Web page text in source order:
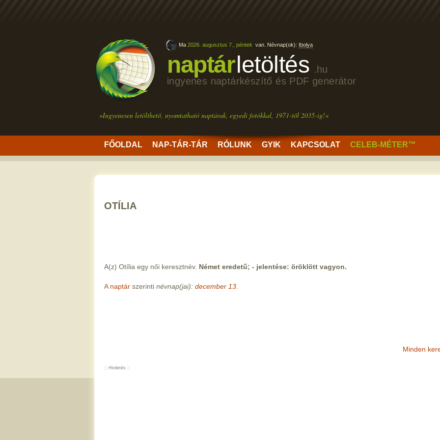
naptárletöltés .hu
ingyenes naptárkészítő és PDF generátor
»Ingyenesen letölthető, nyomtatható naptárak, egyedi fotókkal, 1971-től 2035-ig!«
FŐOLDAL NAP-TÁR-TÁR RÓLUNK GYIK KAPCSOLAT CELEB-MÉTER™
Ma 2026. augusztus 7., péntek van. Névnap(ok): Ibolya
OTÍLIA
A(z) Otília egy női keresztnév. Német eredetű; - jelentése: öröklött vagyon.
A naptár szerinti névnap(jai): december 13.
Minden
:: Hirdetés ::